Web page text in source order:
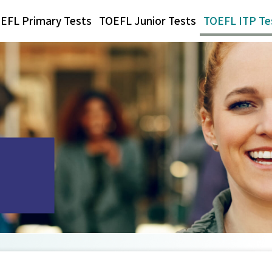
Primary Tests TOEFL Junior Tests TOEFL ITP